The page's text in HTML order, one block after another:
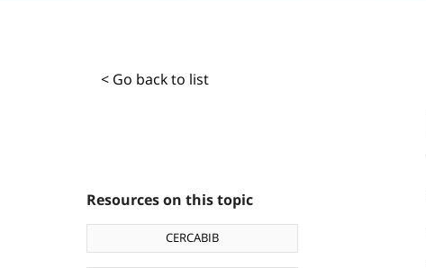
< Go back to list
Resources on this topic
CERCABIB